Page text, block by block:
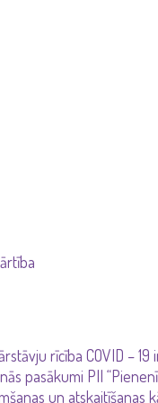
rīcība COVID – 19
pasākumi PII
un atskaitīšanas